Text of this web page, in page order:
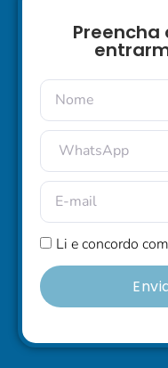
Li e concordo